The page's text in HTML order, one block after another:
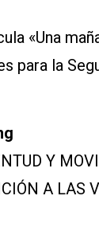
«Una
para la
Y
A LAS